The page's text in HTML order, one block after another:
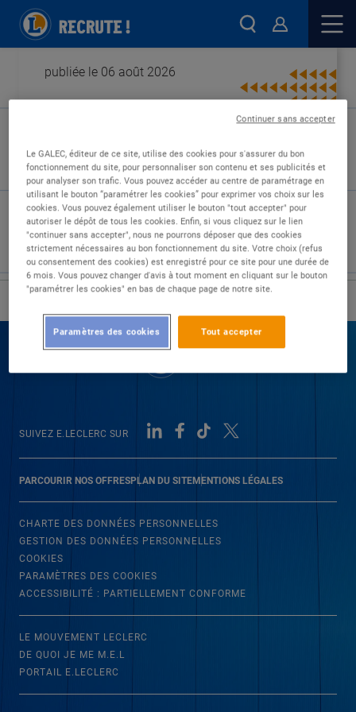
publiée le 06 août 2026
Type de contrat :
Expérience :
Études :
PARCOURIR NOS OFFRESPLAN DU SITEMENTIONS LÉGALES
SUIVEZ E.LECLERC SUR
CHARTE DES DONNÉES PERSONNELLES
GESTION DES DONNÉES PERSONNELLES
COOKIES
PARAMÈTRES DES COOKIES
ACCESSIBILITÉ : PARTIELLEMENT CONFORME
LE MOUVEMENT LECLERC
DE QUOI JE ME M.E.L
PORTAIL E.LECLERC
Le GALEC, éditeur de ce site, utilise des cookies pour s'assurer du bon
fonctionnement du site, pour personnaliser son contenu et ses publicités et
pour analyser son trafic. Vous pouvez accéder au centre de paramétrage en
utilisant le bouton “paramétrer les cookies” pour exprimer vos choix sur les
cookies. Vous pouvez également utiliser le bouton "tout accepter" pour
autoriser le dépôt de tous les cookies. Enfin, si vous cliquez sur le lien
"continuer sans accepter", nous ne pourrons déposer que des cookies
strictement nécessaires au bon fonctionnement du site. Votre choix (refus
ou consentement des cookies) est enregistré pour ce site pour une durée de
6 mois. Vous pouvez changer d'avis à tout moment en cliquant sur le bouton
"paramétrer les cookies" en bas de chaque page de notre site.
Tout accepter
Paramètres des cookies
Continuer sans accepter